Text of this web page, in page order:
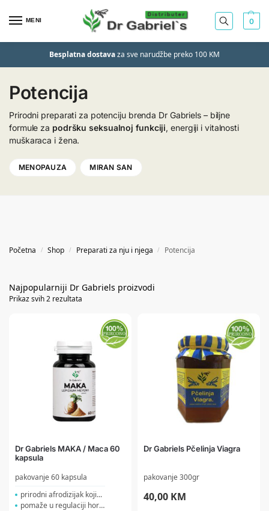
MENI 0
Besplatna dostavaza sve narudžbe preko 100 KM
Potencija
Prirodni preparati za potenciju brenda Dr Gabriels – biljne
formule za podršku seksualnoj funkciji, energiji i vitalnosti
muškaraca i žena.
MENOPAUZA MIRAN SAN
Početna / Shop / Preparati za nju i njega / Potencija
Prikaz svih 2 rezultata
Dr Gabriels MAKA / Maca 60
kapsula
pakovanje 60 kapsula
prirodni afrodizijak koji...
pomaže u regulaciji horm...
Dr Gabriels Pčelinja Viagra
pakovanje 300gr
40,00 KM